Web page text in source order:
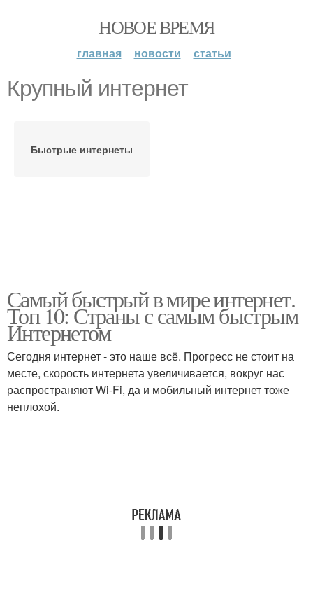
НОВОЕ ВРЕМЯ
главная новости статьи
Крупный интернет
Быстрые интернеты
Самый быстрый в мире интернет.
Топ 10: Страны с самым быстрым
Интернетом
Сегодня интернет - это наше всё. Прогресс не стоит на
месте, скорость интернета увеличивается, вокруг нас
распространяют Wi-Fi, да и мобильный интернет тоже
неплохой.